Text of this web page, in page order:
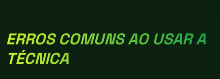
ERROS COMUNS AO USAR A
TÉCNICA